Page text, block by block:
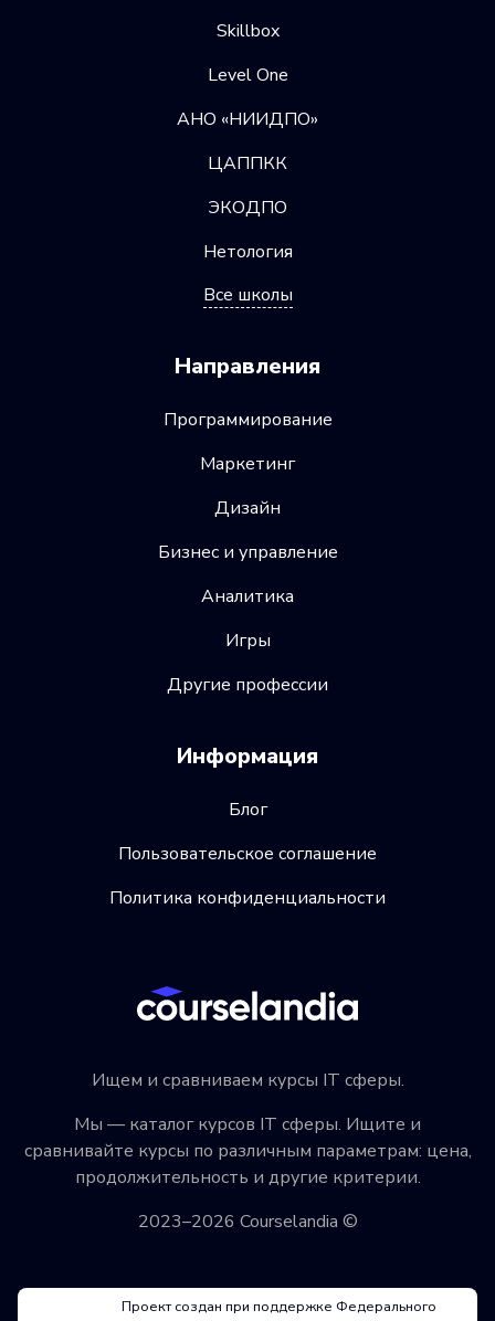
Ищем и сравниваем курсы IT сферы.
Мы — каталог курсов IT сферы. Ищите и
сравнивайте курсы по различным параметрам: цена,
продолжительность и другие критерии.
2023–2026 Courselandia ©
Skillbox
Level One
АНО «НИИДПО»
ЦАППКК
ЭКОДПО
Нетология
Все школы
Направления
Программирование
Маркетинг
Дизайн
Бизнес и управление
Аналитика
Игры
Другие профессии
Информация
Блог
Пользовательское соглашение
Политика конфиденциальности
Проект создан при поддержке Федерального